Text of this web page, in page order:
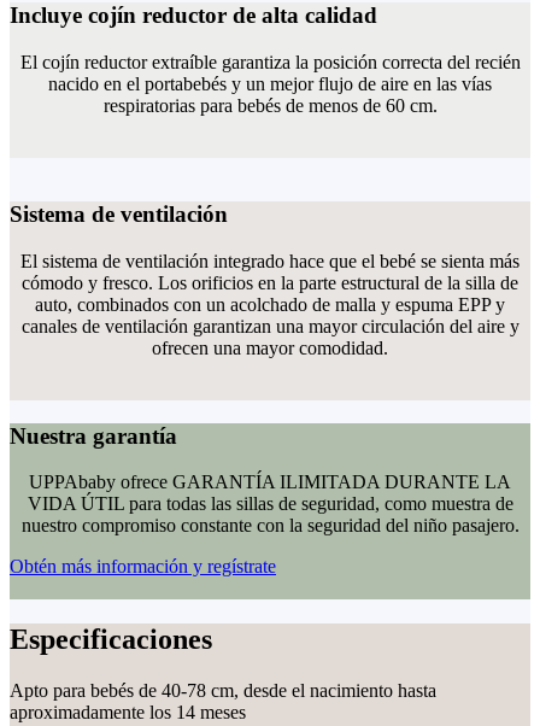
Incluye cojín reductor de alta calidad
El cojín reductor extraíble garantiza la posición correcta del recién
nacido en el portabebés y un mejor flujo de aire en las vías
respiratorias para bebés de menos de 60 cm.
Sistema de ventilación
El sistema de ventilación integrado hace que el bebé se sienta más
cómodo y fresco. Los orificios en la parte estructural de la silla de
auto, combinados con un acolchado de malla y espuma EPP y
canales de ventilación garantizan una mayor circulación del aire y
ofrecen una mayor comodidad.
Nuestra garantía
UPPAbaby ofrece GARANTÍA ILIMITADA DURANTE LA
VIDA ÚTIL para todas las sillas de seguridad, como muestra de
nuestro compromiso constante con la seguridad del niño pasajero.
Obtén más información y regístrate
Especificaciones
Apto para bebés de 40-78 cm, desde el nacimiento hasta
aproximadamente los 14 meses